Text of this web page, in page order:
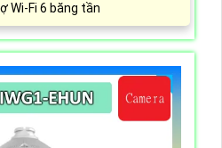
Wi-Fi 6 băng tần